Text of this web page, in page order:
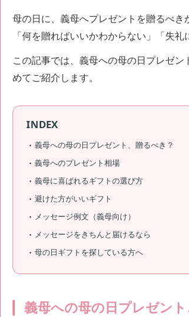
母の日に、義母へプレゼントを贈るべき
「何を贈ればいいかわからない」「失
この記事では、義母への母の日プレゼ
めてご紹介します。
INDEX
義母への母の日プレゼント、贈るべき？
義母へのプレゼント相場
義母に喜ばれるギフトの選び方
避けた方がいいギフト
メッセージ例文（義母向け）
メッセージをきちんと届けるなら
母の日ギフトを探している方へ
義母への母の日プレゼン